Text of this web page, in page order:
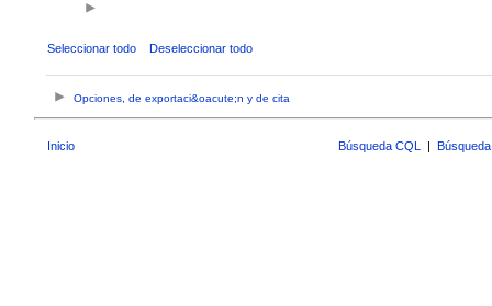
Seleccionar todo Deseleccionar todo
Opciones, de exportaci&oacute;n y de cita
Inicio Búsqueda CQL |